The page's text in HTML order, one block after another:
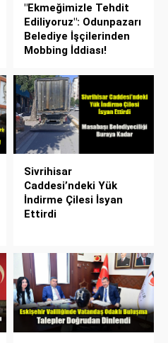
"Ekmeğimizle Tehdit
Ediliyoruz": Odunpazarı
Belediye İşçilerinden
Mobbing İddiası!
Sivrihisar
Caddesi’ndeki Yük
İndirme Çilesi İsyan
Ettirdi